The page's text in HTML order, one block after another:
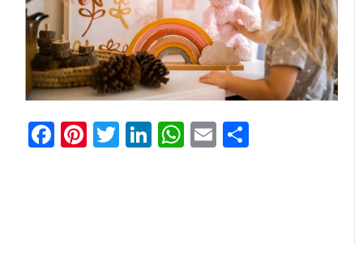
Facebook
Pinterest
Twitter
LinkedIn
WhatsApp
Email